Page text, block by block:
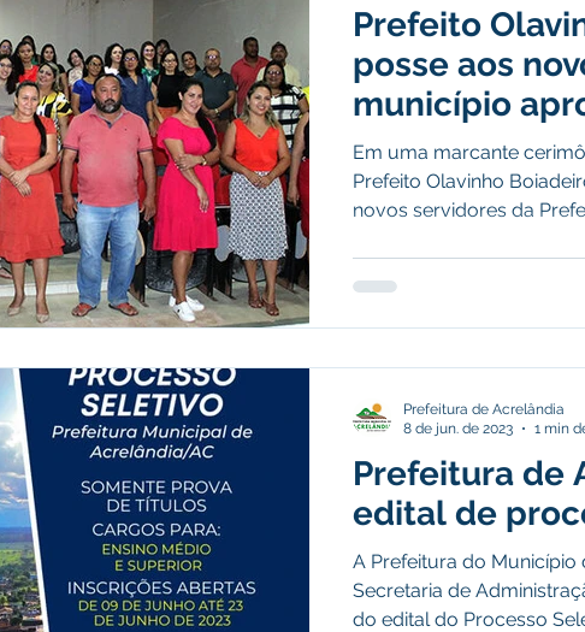
Institucional e Governo Expoacrelandia Notas e
Defesa Civil Convênios e Parcerias
Parlamentar Vigilância Sanitária
Processo seletivo Nota de esclarecimento
Prefeito
posse aos
município
Em uma marcante
Prefeito Olavinho
novos servidores da
Prefeitura de
edital de
A Prefeitura do
Secretaria de
do edital do Processo
Prefeitura de Acrelândia
8 de jun. de 2023
1 min